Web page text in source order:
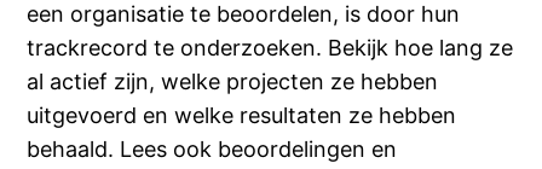
een organisatie te beoordelen, is door hun
trackrecord te onderzoeken. Bekijk hoe lang ze
al actief zijn, welke projecten ze hebben
uitgevoerd en welke resultaten ze hebben
behaald. Lees ook beoordelingen en